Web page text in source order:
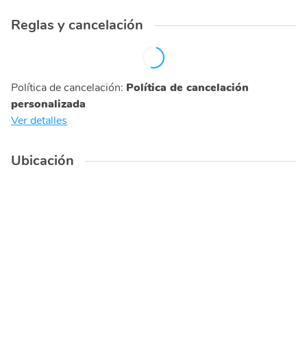
Reglas y cancelación
Política de cancelación: Política de cancelación
personalizada
Ver detalles
Ubicación